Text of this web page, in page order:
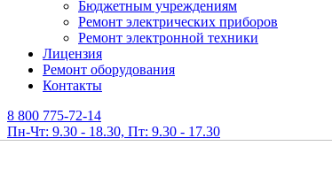
Бюджетным учреждениям
Ремонт электрических приборов
Ремонт электронной техники
Лицензия
Ремонт оборудования
Контакты
8 800 775-72-14
Пн-Чт: 9.30 - 18.30, Пт: 9.30 - 17.30